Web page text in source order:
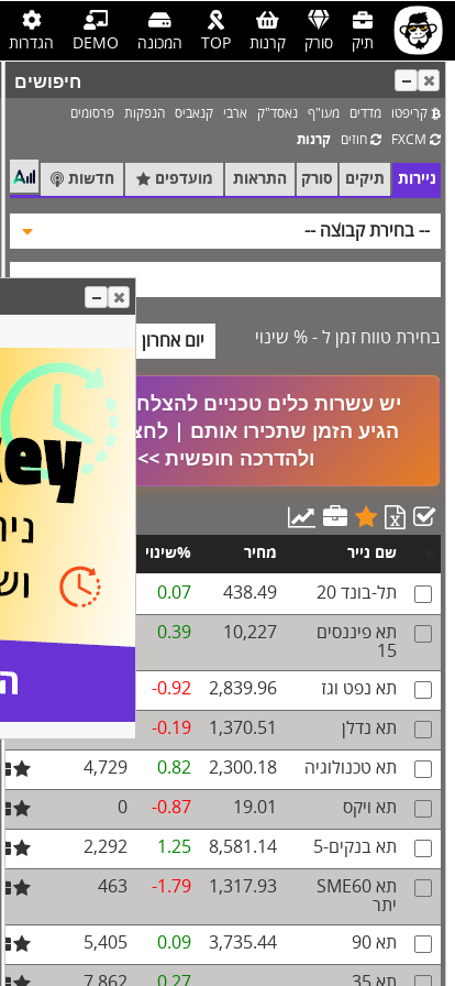
תיק סורק קרנות TOP המכונה DEMO הגדרות
חיפושים
קריפטו מדדים מעו"ף נאסד"ק ארבי קנאביס הנפקות פרסומים
חוזים קרנות
ניירות תיקים סורק התראות מועדפים חדשות
בחירת טווח זמן ל - % שינוי
יש עשרות כלים טכניים להצלחה במסחר
הגיע הזמן שתכירו אותם | לחצו לפרטים
ולהדרכה חופשית >>
שם נייר מחיר %שינוי
תל-בונד 20 438.49
0.07
תא פיננסים
15
10,227
0.39
תא נפט וגז 2,839.96
-0.92
תא נדלן
1,370.51
-0.19
1,885
תא טכנולוגיה
2,300.18
0.82
4,729
תא ויקס
19.01
-0.87
0
תא בנקים-5
8,581.14
1.25
2,292
תא SME60
יתר
1,317.93
-1.79
463
תא 90 3,735.44
0.09
5,405